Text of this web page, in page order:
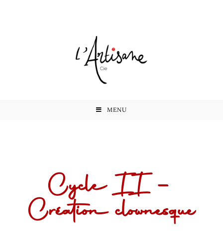
MENU
Cycle II –
Création clownesque